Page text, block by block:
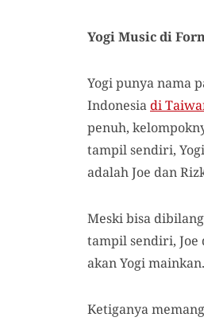
Yogi Music di
Yogi punya nama
Indonesiadi
penuh,
tampil sendiri,
adalah Joe dan
Meski bisa
tampil sendiri, Joe
akan Yogi
Ketiganya